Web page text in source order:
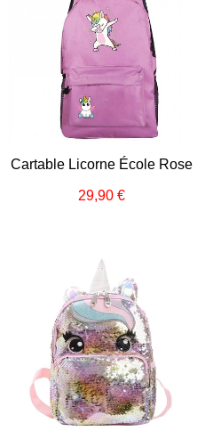
Cartable Licorne École Rose
Prix
29,90 €